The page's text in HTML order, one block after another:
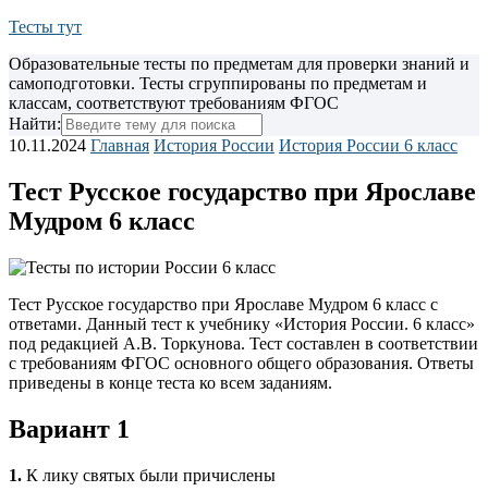
Тесты тут
Образовательные тесты по предметам для проверки знаний и
самоподготовки. Тесты сгруппированы по предметам и
классам, соответствуют требованиям ФГОС
Найти:
10.11.2024 Главная История России История России 6 класс
Тест Русское государство при Ярославе
Мудром 6 класс
Тест Русское государство при Ярославе Мудром 6 класс с
ответами. Данный тест к учебнику «История России. 6 класс»
под редакцией А.В. Торкунова. Тест составлен в соответствии
с требованиям ФГОС основного общего образования. Ответы
приведены в конце теста ко всем заданиям.
Вариант 1
1. К лику святых были причислены